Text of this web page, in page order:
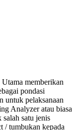
Utama memberikan
pondasi
untuk pelaksanaan
Analyzer atau biasa
satu jenis
/ tumbukan kepada